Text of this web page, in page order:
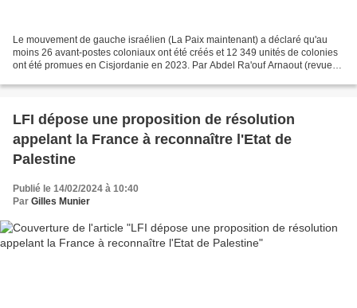
Le mouvement de gauche israélien (La Paix maintenant) a déclaré qu'au
moins 26 avant-postes coloniaux ont été créés et 12 349 unités de colonies
ont été promues en Cisjordanie en 2023. Par Abdel Ra'ouf Arnaout (revue
LFI dépose une proposition de résolution
appelant la France à reconnaître l'Etat de
Palestine
Publié le 14/02/2024 à 10:40
Par Gilles Munier